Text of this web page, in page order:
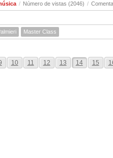
/ Número de vistas (2046) /
Master Class
10 11 12 13 14 15